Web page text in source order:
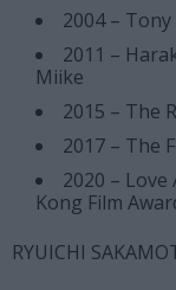
2004 –
2011 –
Miike
2015 – The
2017 – The
2020 –
Kong Film
RYUICHI